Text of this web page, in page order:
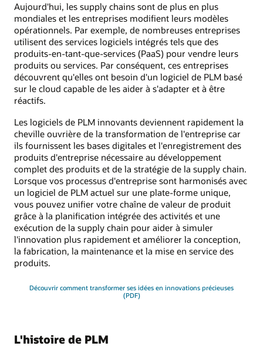
Aujourd'hui, les supply chains sont de plus en plus
mondiales et les entreprises modifient leurs modèles
opérationnels. Par exemple, de nombreuses entreprises
utilisent des services logiciels intégrés tels que des
produits-en-tant-que-services (PaaS) pour vendre leurs
produits ou services. Par conséquent, ces entreprises
découvrent qu'elles ont besoin d'un logiciel de PLM basé
sur le cloud capable de les aider à s'adapter et à être
réactifs.
Les logiciels de PLM innovants deviennent rapidement la
cheville ouvrière de la transformation de l'entreprise car
ils fournissent les bases digitales et l'enregistrement des
produits d'entreprise nécessaire au développement
complet des produits et de la stratégie de la supply chain.
Lorsque vos processus d'entreprise sont harmonisés avec
un logiciel de PLM actuel sur une plate-forme unique,
vous pouvez unifier votre chaîne de valeur de produit
grâce à la planification intégrée des activités et une
exécution de la supply chain pour aider à simuler
l'innovation plus rapidement et améliorer la conception,
la fabrication, la maintenance et la mise en service des
produits.
Découvrir comment transformer ses idées en innovations précieuses
(PDF)
L'histoire de PLM